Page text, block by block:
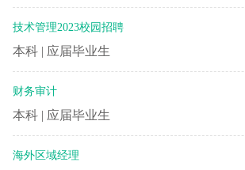
技术管理2023校园招聘
本科 | 应届毕业生
财务审计
本科 | 应届毕业生
海外区域经理